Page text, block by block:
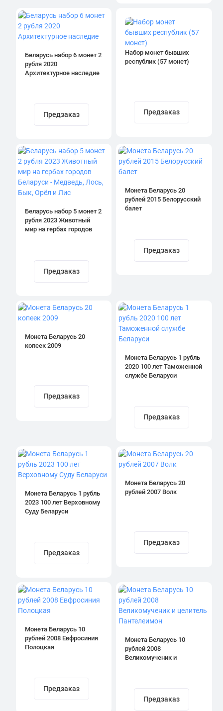
Беларусь набор 6 монет 2
рубля 2020
Архитектурное наследие
Предзаказ
Набор монет бывших
республик (57 монет)
Предзаказ
Беларусь набор 5 монет 2
рубля 2023 Животный
мир на гербах городов
Предзаказ
Монета Беларусь 20
рублей 2015 Белорусский
балет
Предзаказ
Монета Беларусь 20
копеек 2009
Предзаказ
Монета Беларусь 1 рубль
2020 100 лет Таможенной
службе Беларуси
Предзаказ
Монета Беларусь 1 рубль
2023 100 лет Верховному
Суду Беларуси
Предзаказ
Монета Беларусь 20
рублей 2007 Волк
Предзаказ
Монета Беларусь 10
рублей 2008 Евфросиния
Полоцкая
Предзаказ
Монета Беларусь 10
рублей 2008
Великомученик и
Предзаказ